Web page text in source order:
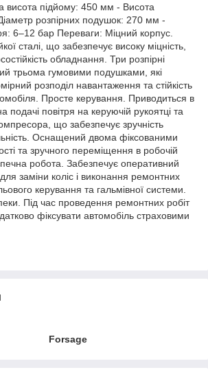
висота підйому: 450 мм - Висота
розпірних подушок: 270 мм -
6–12 бар Переваги: Міцний корпус.
сталі, що забезпечує високу міцність,
обладнання. Три розпірні
трьома гумовими подушками, які
розподіл навантаження та стійкість
Просте керування. Приводиться в
подачі повітря на керуючій рукоятці та
що забезпечує зручність
Оснащений двома фіксованими
та зручного переміщення в робочій
робота. Забезпечує оперативний
заміни коліс і виконання ремонтних
керування та гальмівної системи.
Під час проведення ремонтних робіт
фіксувати автомобіль страховими
Forsage